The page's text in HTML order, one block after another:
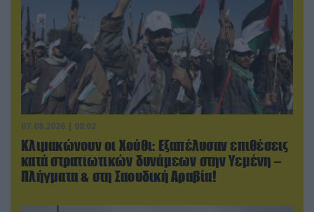
07.08.2026 | 08:02
Κλιμακώνουν οι Χούθι: Eξαπέλυσαν επιθέσεις
κατά στρατιωτικών δυνάμεων στην Υεμένη –
Πλήγματα & στη Σαουδική Αραβία!